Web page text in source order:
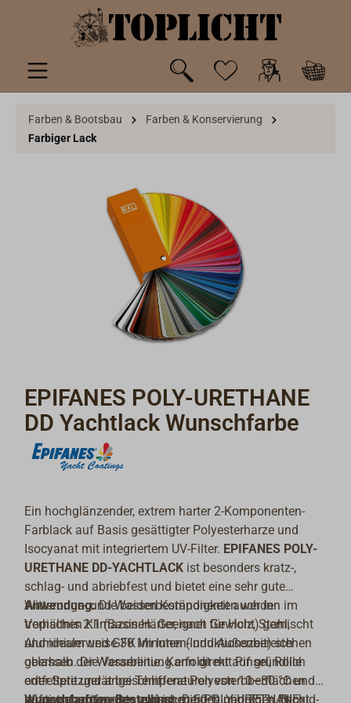
springen
Farben & Bootsbau
Farben & Konservierung
Farbiger Lack
EPIFANES POLY-URETHANE
DD Yachtlack Wunschfarbe
Ein hochglänzender, extrem harter 2-Komponenten-
Farblack auf Basis gesättigter Polyesterharze und
Isocyanat mit integriertem UV-Filter. EPIFANES POLY-
URETHANE DD-YACHTLACK ist besonders kratz-,
schlag- und abriebfest und bietet eine sehr gute
Witterungs- und Wasserbeständigkeit auch in
tropischen Klimazonen. Geeignet für Holz, Stahl,
Aluminium und GFK im Innen- und Außenbereich
oberhalb der Wasserlinie. Kann direkt auf gründlich
entfettete und angeschliffene Polyesteroberflächen
aufgetragen werden und ist mit den gängigen Epoxid-
Anwendung:Die beiden Komponenten werden im
Verhältnis 2:1 (Basis:Härter, nach Gewicht) gemischt
und idealerweise 30 Minuten (Induktionszeit) stehen
gelassen. Die Verarbeitung erfolgt mit Pinsel, Rolle
oder Spritzgerät bei Temperaturen von 10–30 °C und
relativer Luftfeuchte zwischen 50 % und 75 %. Nicht
Wunschfarbton-Bestellung:Der POLY-URETHANE